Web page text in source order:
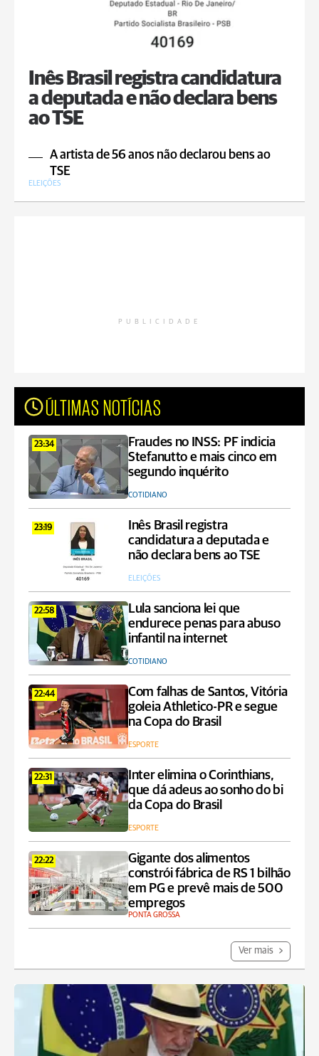
Inês Brasil registra candidatura
a deputada e não declara bens
ao TSE
A artista de 56 anos não declarou bens ao
TSE
ELEIÇÕES
PUBLICIDADE
ÚLTIMAS NOTÍCIAS
23:34
Fraudes no INSS: PF indicia
Stefanutto e mais cinco em
segundo inquérito
COTIDIANO
23:19
Inês Brasil registra
candidatura a deputada e
não declara bens ao TSE
ELEIÇÕES
22:58
Lula sanciona lei que
endurece penas para abuso
infantil na internet
COTIDIANO
22:44
Com falhas de Santos, Vitória
goleia Athletico-PR e segue
na Copa do Brasil
ESPORTE
22:31
Inter elimina o Corinthians,
que dá adeus ao sonho do bi
da Copa do Brasil
ESPORTE
22:22
Gigante dos alimentos
constrói fábrica de RS 1 bilhão
em PG e prevê mais de 500
empregos
PONTA GROSSA
Ver mais